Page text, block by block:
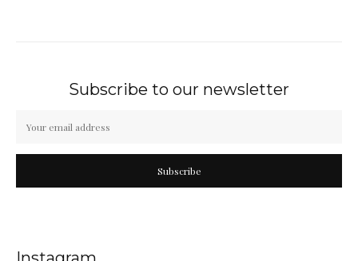
Subscribe to our newsletter
Subscribe